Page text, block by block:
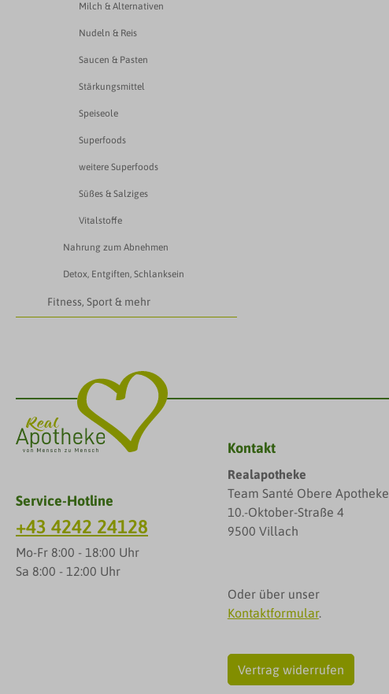
Milch & Alternativen
Nudeln & Reis
Saucen & Pasten
Stärkungsmittel
Speiseole
Superfoods
weitere Superfoods
Süßes & Salziges
Vitalstoffe
Nahrung zum Abnehmen
Detox, Entgiften, Schlanksein
Fitness, Sport & mehr
Service-Hotline
+43 4242 24128
Mo-Fr 8:00 - 18:00 Uhr
Sa 8:00 - 12:00 Uhr
Kontakt
Realapotheke
Team Santé Obere Apotheke
10.-Oktober-Straße 4
9500 Villach
Oder über unser
Kontaktformular.
Vertrag widerrufen